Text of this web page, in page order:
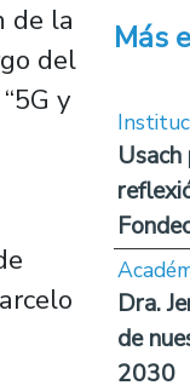
de la
del
y
Más
Dra.
de
2030